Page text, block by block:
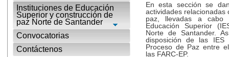
Instituciones de Educación
Superior y construcción de
paz Norte de Santander
Convocatorias
Contáctenos
En esta sección se
actividades relacionadas
paz, llevadas a cabo
Educación Superior
Norte de Santander.
disposición de las IES
Proceso de Paz entre
las FARC-EP.